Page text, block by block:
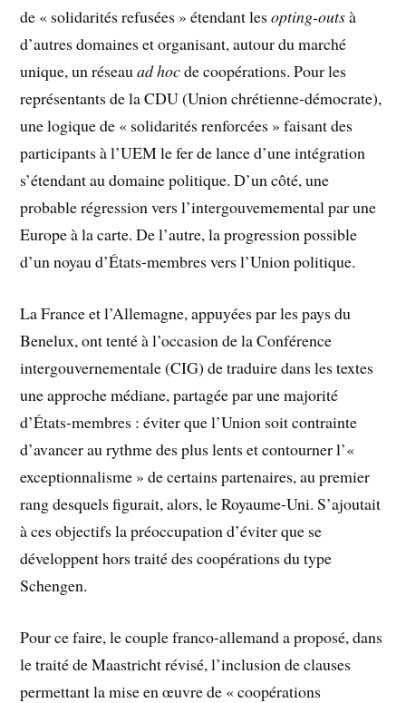
de « solidarités refusées » étendant lesopting-outsà
d’autres domaines et organisant, autour du marché
unique, un réseauad hocde coopérations. Pour les
représentants de la CDU (Union chrétienne-démocrate),
une logique de « solidarités renforcées » faisant des
participants à l’UEM le fer de lance d’une intégration
s’étendant au domaine politique. D’un côté, une
probable régression vers l’intergouvememental par une
Europe à la carte. De l’autre, la progression possible
d’un noyau d’États-membres vers l’Union politique.
La France et l’Allemagne, appuyées par les pays du
Benelux, ont tenté à l’occasion de la Conférence
intergouvernementale (CIG) de traduire dans les textes
une approche médiane, partagée par une majorité
d’États-membres : éviter que l’Union soit contrainte
d’avancer au rythme des plus lents et contourner l’«
exceptionnalisme » de certains partenaires, au premier
rang desquels figurait, alors, le Royaume-Uni. S’ajoutait
à ces objectifs la préoccupation d’éviter que se
développent hors traité des coopérations du type
Schengen.
Pour ce faire, le couple franco-allemand a proposé, dans
le traité de Maastricht révisé, l’inclusion de clauses
permettant la mise en œuvre de « coopérations